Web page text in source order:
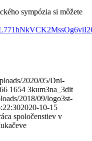
sympózia si môžete
2020/05/Dni-
1654 3kum3na_3dit
2018/09/logo3st-
2020-10-15
spoločenstiev v